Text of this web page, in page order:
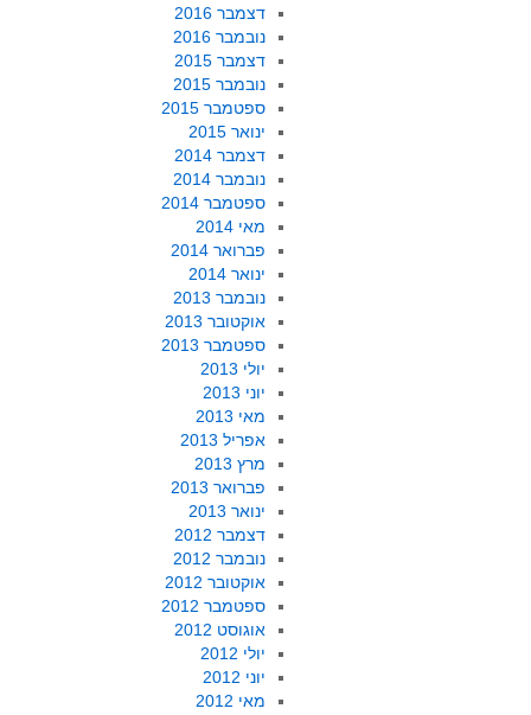
דצמבר 2016
נובמבר 2016
דצמבר 2015
נובמבר 2015
ספטמבר 2015
ינואר 2015
דצמבר 2014
נובמבר 2014
ספטמבר 2014
מאי 2014
פברואר 2014
ינואר 2014
נובמבר 2013
אוקטובר 2013
ספטמבר 2013
יולי 2013
יוני 2013
מאי 2013
אפריל 2013
מרץ 2013
פברואר 2013
ינואר 2013
דצמבר 2012
נובמבר 2012
אוקטובר 2012
ספטמבר 2012
אוגוסט 2012
יולי 2012
יוני 2012
מאי 2012